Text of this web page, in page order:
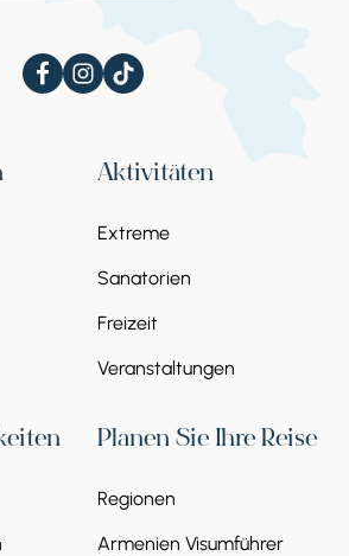
Aktivitäten
Extreme
Sanatorien
Freizeit
Veranstaltungen
Planen Sie Ihre Reise
Regionen
Armenien Visumführer